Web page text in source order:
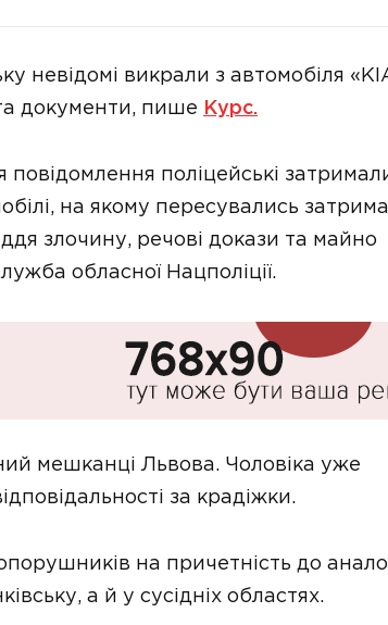
невідомі викрали з автомобіля
документи, пише
Курс.
повідомлення поліцейські
на якому пересувались
злочину, речові докази та майно
обласної Нацполіції.
мешканці Львова. Чоловіка уже
за крадіжки.
на причетність до
а й у сусідніх областях.